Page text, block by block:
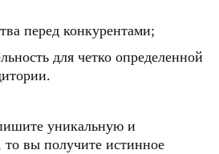
перед конкурентами;
для четко определенной
уникальную и
вы получите истинное